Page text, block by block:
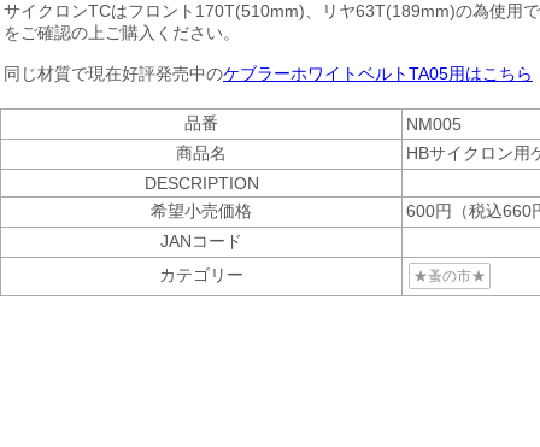
サイクロンTCはフロント170T(510mm)、リヤ63T(189mm)の為使用
をご確認の上ご購入ください。
同じ材質で現在好評発売中のケブラーホワイトベルトTA05用はこちら
品番
NM005
商品名
HBサイクロン用
DESCRIPTION
希望小売価格
600円（税込660
JANコード
カテゴリー
★蚤の市★